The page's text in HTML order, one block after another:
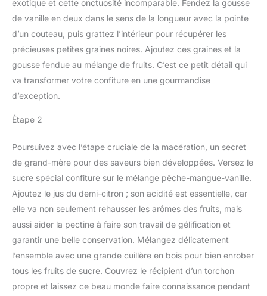
exotique et cette onctuosité incomparable. Fendez la gousse
de vanille en deux dans le sens de la longueur avec la pointe
d’un couteau, puis grattez l’intérieur pour récupérer les
précieuses petites graines noires. Ajoutez ces graines et la
gousse fendue au mélange de fruits. C’est ce petit détail qui
va transformer votre confiture en une gourmandise
d’exception.
Étape 2
Poursuivez avec l’étape cruciale de la macération, un secret
de grand-mère pour des saveurs bien développées. Versez le
sucre spécial confiture sur le mélange pêche-mangue-vanille.
Ajoutez le jus du demi-citron ; son acidité est essentielle, car
elle va non seulement rehausser les arômes des fruits, mais
aussi aider la pectine à faire son travail de gélification et
garantir une belle conservation. Mélangez délicatement
l’ensemble avec une grande cuillère en bois pour bien enrober
tous les fruits de sucre. Couvrez le récipient d’un torchon
propre et laissez ce beau monde faire connaissance pendant